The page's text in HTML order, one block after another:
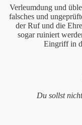
Verleumdung und
falsches und
der Ruf und die
sogar ruiniert
Eingriff in
Du sollst
machen?